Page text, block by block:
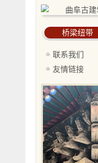
桥梁纽带
联系我们
友情链接